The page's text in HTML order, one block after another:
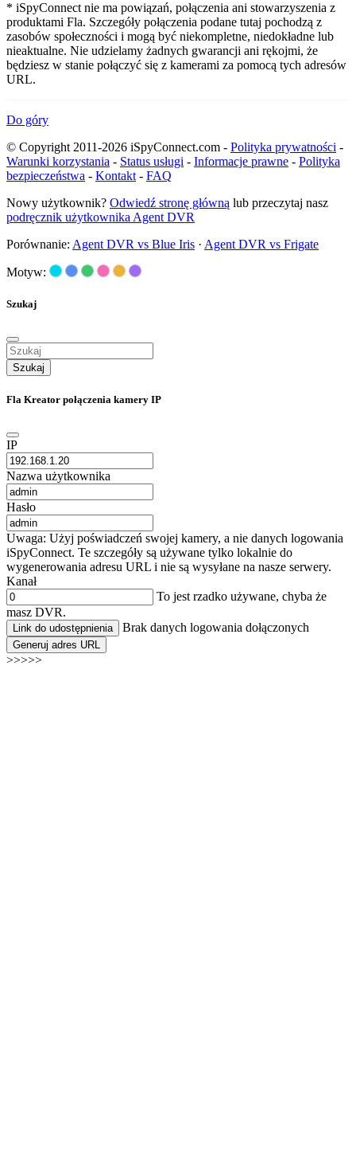
* iSpyConnect nie ma powiązań, połączenia ani stowarzyszenia z
produktami Fla. Szczegóły połączenia podane tutaj pochodzą z
zasobów społeczności i mogą być niekompletne, niedokładne lub
nieaktualne. Nie udzielamy żadnych gwarancji ani rękojmi, że
będziesz w stanie połączyć się z kamerami za pomocą tych adresów
URL.
Do góry
© Copyright 2011-2026 iSpyConnect.com - Polityka prywatności -
Warunki korzystania - Status usługi - Informacje prawne - Polityka
bezpieczeństwa - Kontakt - FAQ
Nowy użytkownik? Odwiedź stronę główną lub przeczytaj nasz
podręcznik użytkownika Agent DVR
Porównanie: Agent DVR vs Blue Iris · Agent DVR vs Frigate
Motyw:
Szukaj
Szukaj
Fla Kreator połączenia kamery IP
IP
Nazwa użytkownika
Hasło
Uwaga: Użyj poświadczeń swojej kamery, a nie danych logowania
iSpyConnect. Te szczegóły są używane tylko lokalnie do
wygenerowania adresu URL i nie są wysyłane na nasze serwery.
Kanał
To jest rzadko używane, chyba że
masz DVR.
Link do udostępnienia Brak danych logowania dołączonych
Generuj adres URL
>>>>>